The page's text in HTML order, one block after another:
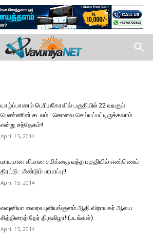
யாழ்ப்பாணம் பெரியகோவில் பகுதியில் 22 வயதுப்
பெண்ணின் சடலம் : கொலை செய்யப்பட்டிருக்கலாம்
என்று சந்தேகம்!!
April 15, 2014
மாயமான விமான சமிக்ஞை வந்த பகுதியில் எண்ணெய்
திரட்டு : மீண்டும் பரபரப்பு!!
April 15, 2014
வவுனியா வைரவபுளியங்குளம் ஆதி விநாயகர் ஆலய
சித்திரைத் தேர் திருவிழா!!(படங்கள்)
April 15, 2014